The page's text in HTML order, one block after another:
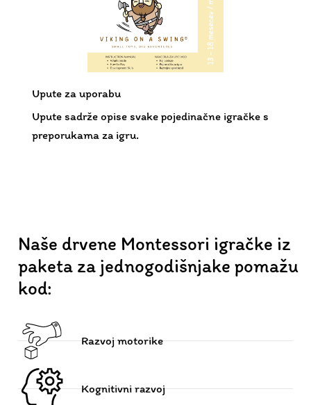
Upute za uporabu
Upute sadrže opise svake pojedinačne igračke s
preporukama za igru.
Razvoj motorike